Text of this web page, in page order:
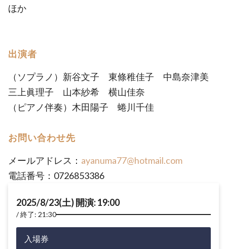
ほか
出演者
（ソプラノ）新谷文子 東條稚佳子 中島奈津美
三上眞理子 山本紗希 横山佳奈
（ピアノ伴奏）木田陽子 蜷川千佳
お問い合わせ先
メールアドレス： ayanuma77@hotmail.com
電話番号：0726853386
2025/8/23(土) 開演: 19:00
終了: 21:30
入場券